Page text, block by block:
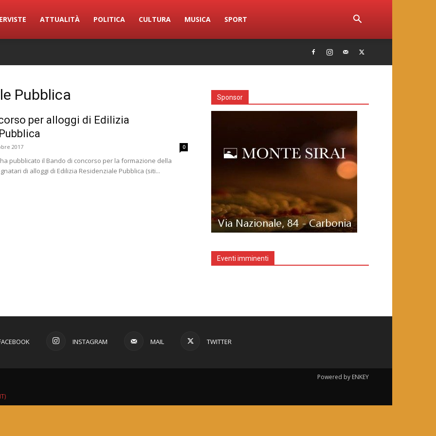
ATTUALITÀ POLITICA CULTURA MUSICA SPORT
Pubblica
per alloggi di Edilizia
2017 0
pubblicato il Bando di concorso per la formazione della
di alloggi di Edilizia Residenziale Pubblica (siti...
Sponsor
Eventi imminenti
INSTAGRAM MAIL TWITTER
Powered by ENKEY